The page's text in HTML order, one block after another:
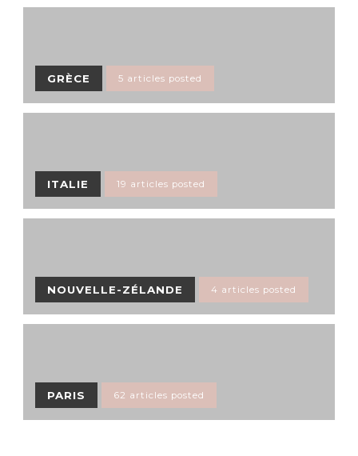
GRÈCE 5 articles posted
ITALIE 19 articles posted
NOUVELLE-ZÉLANDE 4 articles posted
PARIS 62 articles posted